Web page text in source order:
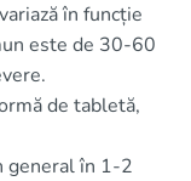
în funcție
este de 30-60
de tabletă,
general în 1-2